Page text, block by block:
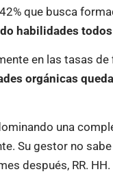
que busca
habilidades
en las tasas
orgánicas
una
Su gestor no
después, RR.